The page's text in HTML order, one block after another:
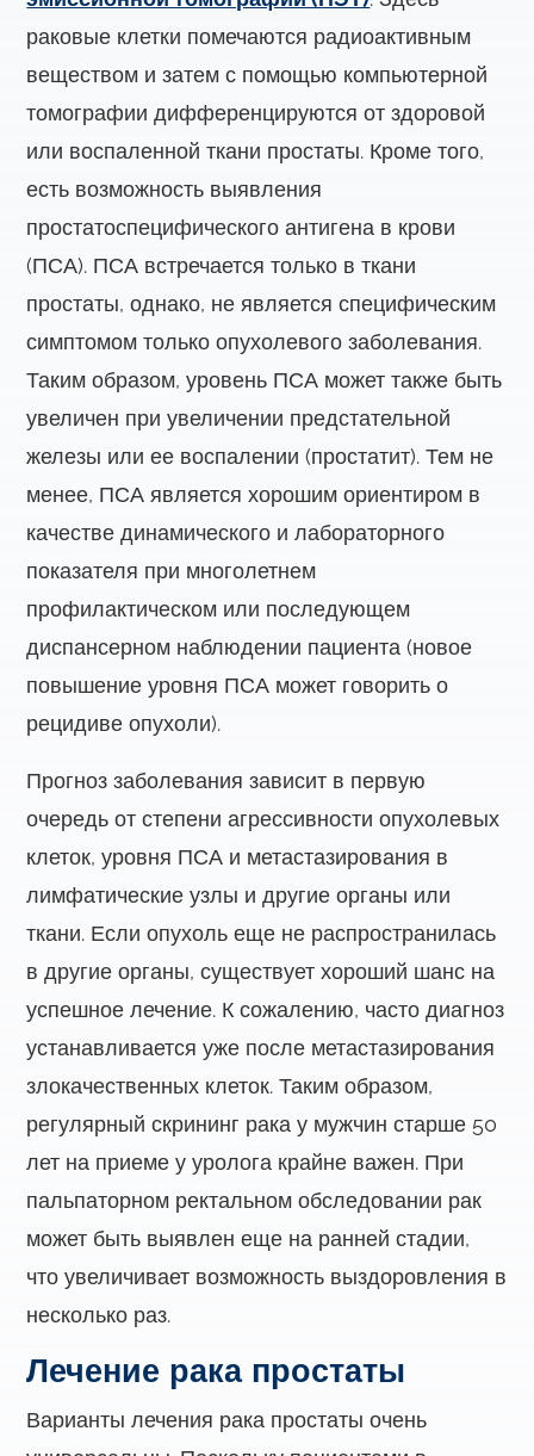
раковые клетки помечаются радиоактивным
веществом и затем с помощью компьютерной
томографии дифференцируются от здоровой
или воспаленной ткани простаты. Кроме того,
есть возможность выявления
простатоспецифического антигена в крови
(ПСА). ПСА встречается только в ткани
простаты, однако, не является специфическим
симптомом только опухолевого заболевания.
Таким образом, уровень ПСА может также быть
увеличен при увеличении предстательной
железы или ее воспалении (простатит). Тем не
менее, ПСА является хорошим ориентиром в
качестве динамического и лабораторного
показателя при многолетнем
профилактическом или последующем
диспансерном наблюдении пациента (новое
повышение уровня ПСА может говорить о
рецидиве опухоли).
Прогноз заболевания зависит в первую
очередь от степени агрессивности опухолевых
клеток, уровня ПСА и метастазирования в
лимфатические узлы и другие органы или
ткани. Если опухоль еще не распространилась
в другие органы, существует хороший шанс на
успешное лечение. К сожалению, часто диагноз
устанавливается уже после метастазирования
злокачественных клеток. Таким образом,
регулярный скрининг рака у мужчин старше 50
лет на приеме у уролога крайне важен. При
пальпаторном ректальном обследовании рак
может быть выявлен еще на ранней стадии,
что увеличивает возможность выздоровления в
несколько раз.
Лечение рака простаты
Варианты лечения рака простаты очень